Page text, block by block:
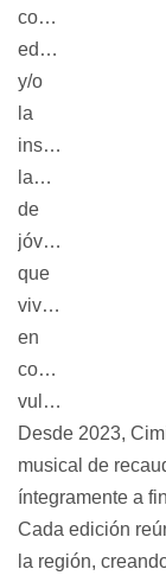
continuidad
educativa
y/o
la
inserción
laboral
de
jóvenes
que
viven
en
contextos
vulnerables.
Desde 2023,
musical de
íntegramente a
Cada edición
la región,